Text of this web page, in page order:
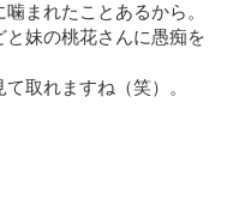
噛まれたことあるから。
と妹の桃花さんに愚痴を
取れますね（笑）。